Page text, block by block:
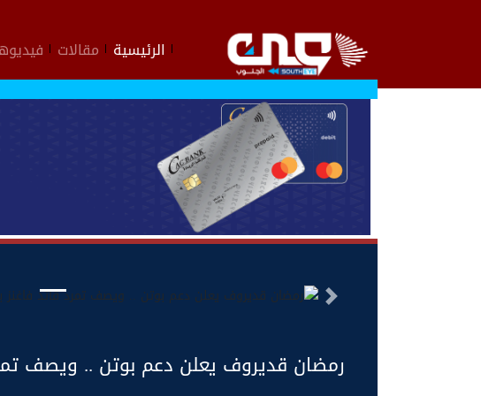
الرئيسية مقالات
السابق
رمضان قديروف يعلن دعم بوتن .. ويصف تمرد